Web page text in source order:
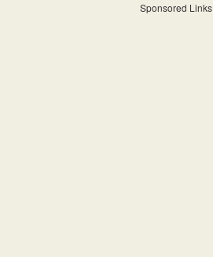
Sponsored Links